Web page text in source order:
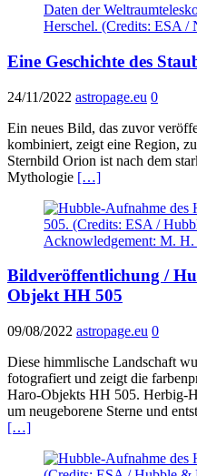
Eine Geschichte des
24/11/2022 astropage.eu 0
Ein neues Bild, das zuvor
kombiniert, zeigt eine Region,
Sternbild Orion ist nach dem
Mythologie […]
Bildveröffentlichung /
Objekt HH 505
09/08/2022 astropage.eu 0
Diese himmlische Landschaft
fotografiert und zeigt die
Haro-Objekts HH 505. Herbig-
um neugeborene Sterne und
[…]